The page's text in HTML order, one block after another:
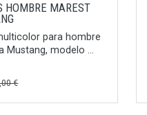
HOMBRE MAREST
para hombre
Mustang, modelo ...
€